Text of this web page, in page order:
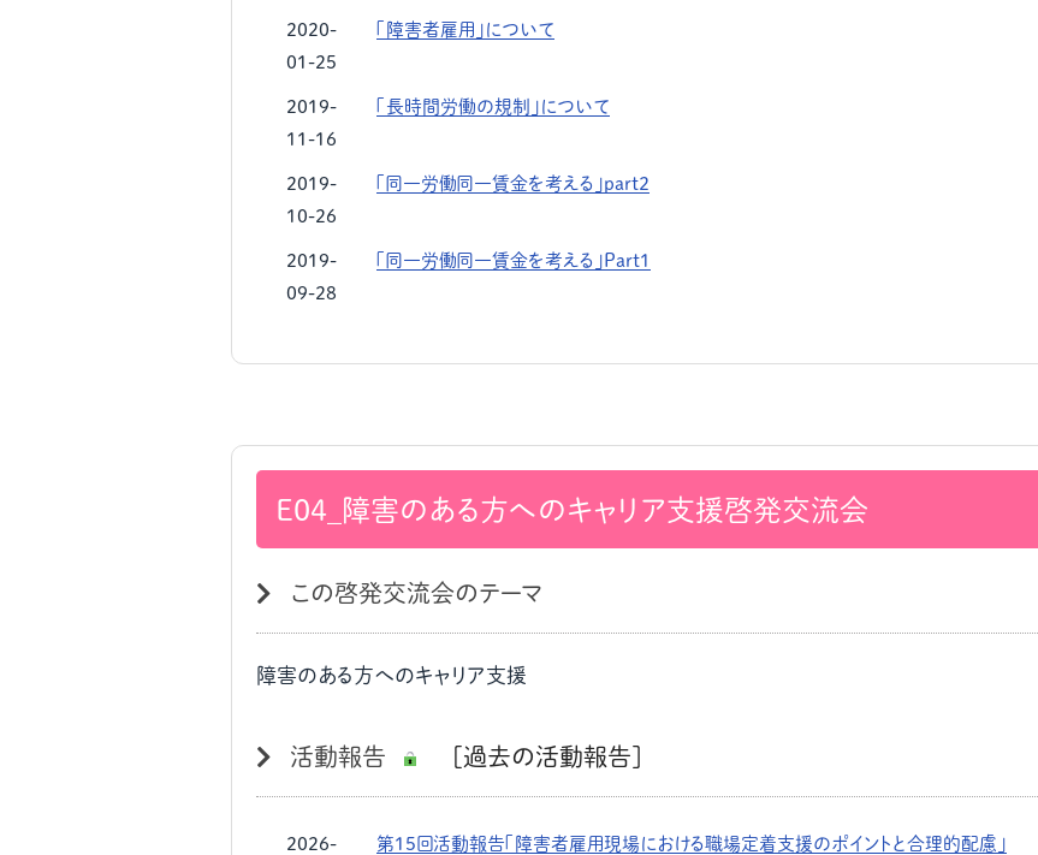
2020-
01-25
「障害者雇用」について
2019-
11-16
「長時間労働の規制」について
2019-
10-26
「同一労働同一賃金を考える」part２
2019-
09-28
「同一労働同一賃金を考える」Part１
E04_障害のある方へのキャリア支援啓発交流会
この啓発交流会のテーマ
障害のある方へのキャリア支援
活動報告 [過去の活動報告]
2026- 第15回活動報告「障害者雇用現場における職場定着支援のポイントと合理的配慮」